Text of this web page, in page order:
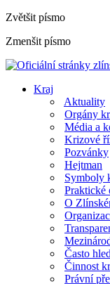
Zvětšit písmo
Zmenšit písmo
Kraj
Aktuality
Orgány
Média a
Krizové
Pozvánky
Hejtman
Symboly
Praktické
O
Často
Činnost
Právní